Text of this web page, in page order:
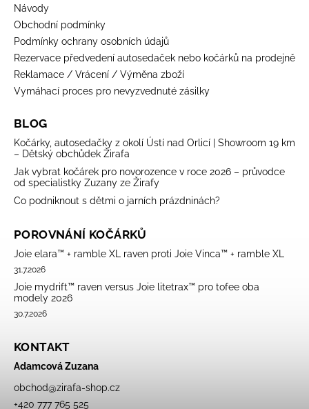
Návody
Obchodní podmínky
Podmínky ochrany osobních údajů
Rezervace předvedení autosedaček nebo kočárků na prodejně
Reklamace / Vrácení / Výměna zboží
Vymáhací proces pro nevyzvednuté zásilky
BLOG
Kočárky, autosedačky z okolí Ústí nad Orlicí | Showroom 19 km
– Dětský obchůdek Žirafa
Jak vybrat kočárek pro novorozence v roce 2026 – průvodce
od specialistky Zuzany ze Žirafy
Co podniknout s dětmi o jarních prázdninách?
POROVNÁNÍ KOČÁRKŮ
Joie elara™ + ramble XL raven proti Joie Vinca™ + ramble XL
31.7.2026
Joie mydrift™ raven versus Joie litetrax™ pro tofee oba
modely 2026
30.7.2026
KONTAKT
Adamcová Zuzana
obchod@zirafa-shop.cz
+420 777 765 525